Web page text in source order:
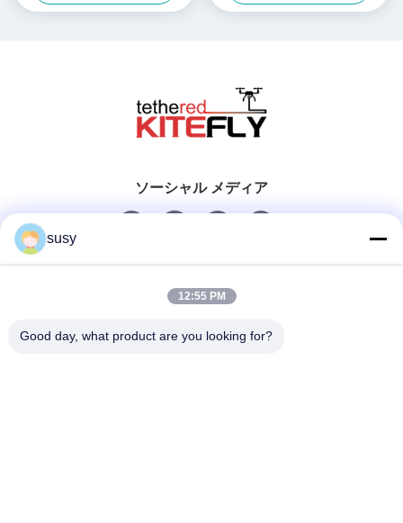
ソーシャル メディア
迅速な連絡
susy
12:55 PM
Good day, what product are you looking for?